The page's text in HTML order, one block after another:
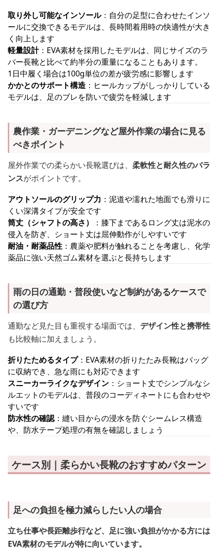
取り外し可能なインソール：自分の足型に合わせたインソ
ールに交換できるモデルは、長時間着用時の快適性が大き
く向上します
軽量設計：EVA素材を採用したモデルは、同じサイズのラ
バー長靴と比べて約半分の重量になることもあります。
1日中履く場合は100g単位の差が疲労感に影響します
かかとのサポート構造 ：ヒールカップがしっかりしている
モデルは、足のブレを防いで疲労を軽減します
農作業・ガーデニングなど屋外作業の場合に見る
べきポイント
屋外作業での柔らかい長靴選びは、 柔軟性と耐久性のバラ
ンスがポイントです。
アウトソールのグリップ力 ：泥道や濡れた地面でも滑りに
くい深溝タイプが安全です
筒丈（シャフトの高さ）
：膝下まであるロング丈は泥水の
侵入を防ぎ、ショート丈は屈伸動作がしやすいです
耐油・耐薬品性 ：農薬や肥料が触れることを考慮し、化学
薬品に強い天然ゴム素材を選ぶと長持ちします
雨の日の通勤・普段使いなど制約があるケースで
の選び方
通勤など見た目も重視する場面では、 デザイン性と携帯性
も比較軸に加えましょう。
折りたためるタイプ：EVA素材の折りたたみ長靴はバッグ
に収納でき、急な雨にも対応できます
スニーカーライクなデザイン ：ショート丈でシンプルなシ
ルエットのモデルは、普段のコーディネートにも合わせや
すいです
防水性の確認：縫い目からの浸水を防ぐシームレス構造
や、防水テープ処理の有無を確認しましょう
ケース別｜柔らかい長靴のおすすめパターン
足への負担を極力減らしたい人の場合
立ち仕事や長距離歩行など、足に強い負担がかかる方には
EVA素材のモデルが特に向いています。